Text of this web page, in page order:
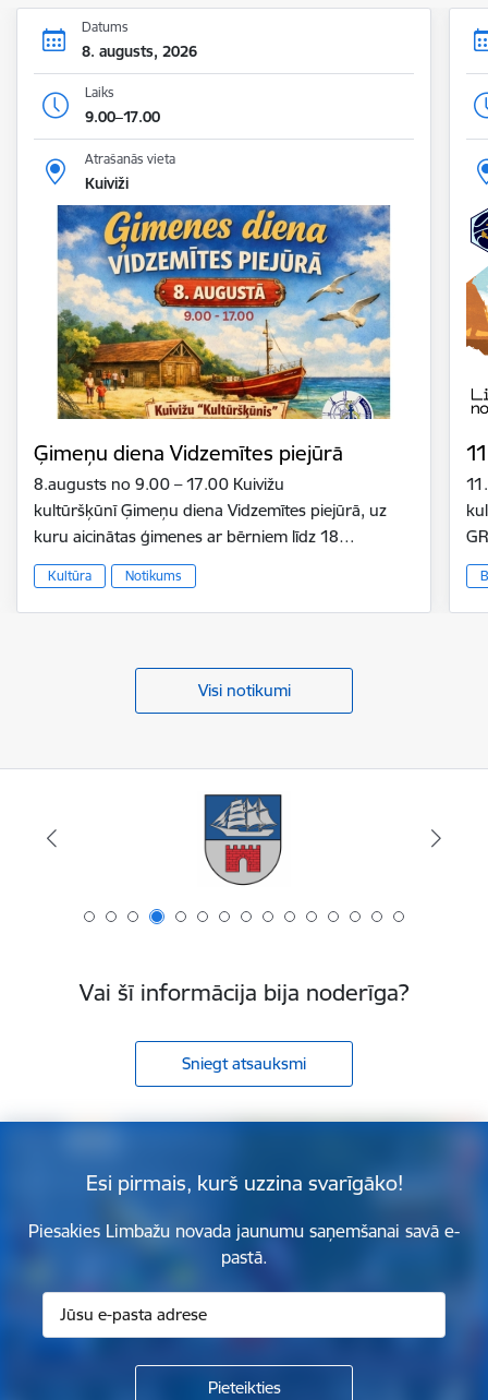
Datums
8. augusts, 2026
Laiks
9.00–17.00
Atrašanās vieta
Kuiviži
Ģimeņu diena Vidzemītes piejūrā
8.augusts no 9.00 – 17.00 Kuivižu
kultūršķūnī Ģimeņu diena Vidzemītes piejūrā, uz
kuru aicinātas ģimenes ar bērniem līdz 18…
Kultūra Notikums
Visi notikumi
Vai šī informācija bija noderīga?
Sniegt atsauksmi
Esi pirmais, kurš uzzina svarīgāko!
Piesakies Limbažu novada jaunumu saņemšanai savā e-
pastā.